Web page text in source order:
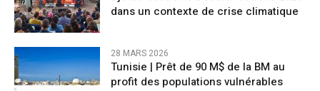
dans un contexte de crise climatique
28 MARS 2026
Tunisie | Prêt de 90 M$ de la BM au
profit des populations vulnérables